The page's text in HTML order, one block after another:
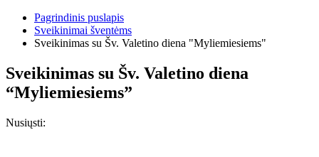
Pagrindinis puslapis
Sveikinimai šventėms
Sveikinimas su Šv. Valetino diena "Myliemiesiems"
Sveikinimas su Šv. Valetino diena
“Myliemiesiems”
Nusiųsti: